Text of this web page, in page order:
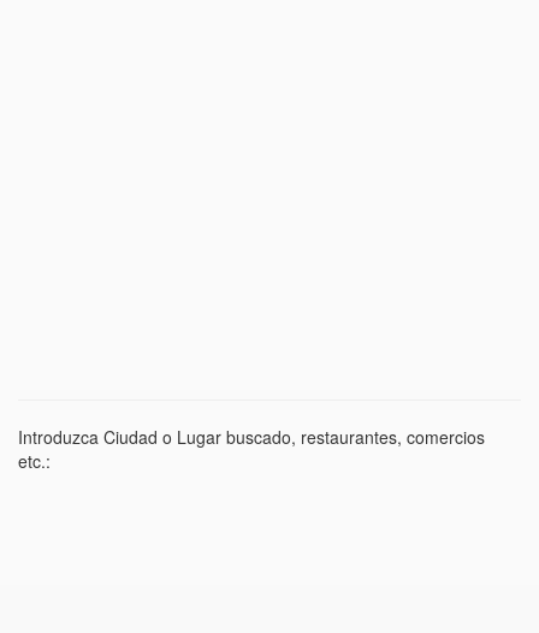
Introduzca Ciudad o Lugar buscado, restaurantes, comercios
etc.: